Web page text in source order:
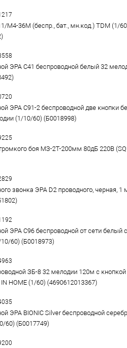
М4-36М (беспр., бат., мн.код.) TDM (1/
ЭРА C41 беспроводной белый 32
ЭРА C91-2 беспроводной две кнопки
(1/10/60) (Б0018998)
боя МЗ-2Т-200мм 80дБ 220В
звонка ЭРА D2 проводного, черная, 1
ЭРА C96 беспроводной от сети белый
60) (Б0018973)
ЗБ-8 32 мелодии 120м с кнопкой
HOME (1/60) (4690612013367)
ЭРА BIONIC Silver беспроводной
60) (Б0017749)